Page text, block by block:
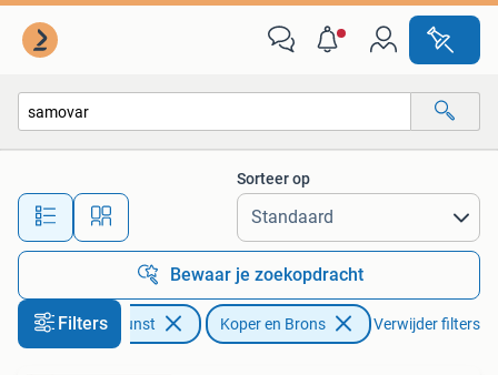
Alle afstanden…
Sorteer op
Bewaar je zoekopdracht
Filters
Antiek en Kunst Koper en Brons Verwijder filters